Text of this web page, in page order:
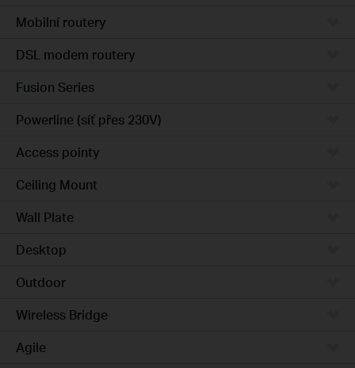
Mobilní routery
DSL modem routery
Fusion Series
Powerline (síť přes 230V)
Access pointy
Ceiling Mount
Wall Plate
Desktop
Outdoor
Wireless Bridge
Agile